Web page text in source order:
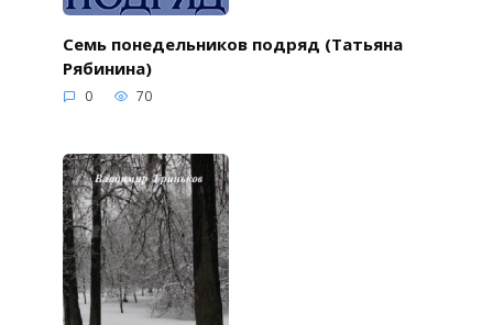
Семь понедельников подряд (Татьяна
Рябинина)
0 70